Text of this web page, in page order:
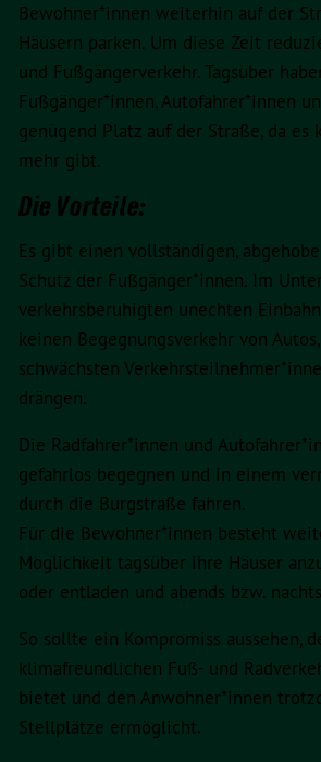
Bewohner*innen weiterhin auf der
Häusern parken. Um diese Zeit
und Fußgängerverkehr. Tagsüber
Fußgänger*innen, Autofahrer*innen
genügend Platz auf der Straße, da es
mehr gibt.
Die Vorteile:
Es gibt einen vollständigen,
Schutz der Fußgänger*innen. Im
verkehrsberuhigten unechten
keinen Begegnungsverkehr von
schwächsten
drängen.
Die Radfahrer*innen und
gefahrlos begegnen und in einem
durch die Burgstraße fahren.
Für die Bewohner*innen besteht
Möglichkeit tagsüber ihre Häuser
oder entladen und abends bzw.
So sollte ein Kompromiss aussehen,
klimafreundlichen Fuß- und
bietet und den Anwohner*innen
Stellplätze ermöglicht.